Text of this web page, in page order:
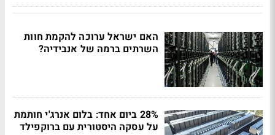
האם ישראל ערוכה להקמת חוות
השרתים ברמה של אנבידיה?
28% ביום אחד: בלום אנרג'י חותמת
על עסקה היסטורית עם ברוקפילד